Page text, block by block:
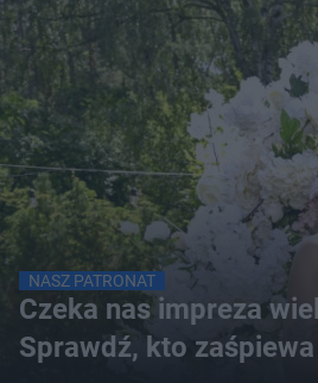
NASZ PATRONAT
Czeka nas impreza
Sprawdź, kto zaśpiewa